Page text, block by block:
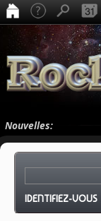
Nouvelles:
IDENTIFIEZ-VOUS